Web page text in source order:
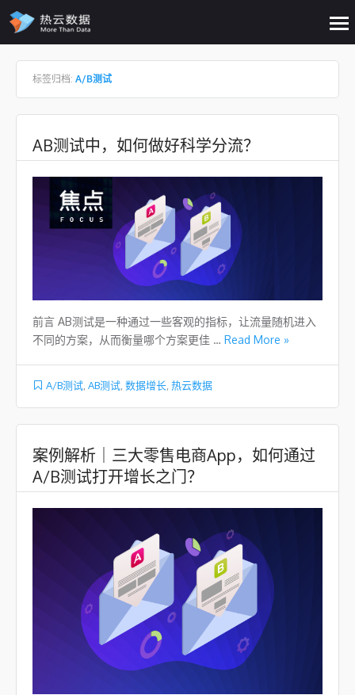
Skip to content
标签归档: A/B测试
AB测试中，如何做好科学分流？
前言 AB测试是一种通过一些客观的指标，让流量随机进入
不同的方案，从而衡量哪个方案更佳 … Read More »
A/B测试 AB测试 数据增长 热云数据
案例解析｜三大零售电商App，如何通过
A/B测试打开增长之门？